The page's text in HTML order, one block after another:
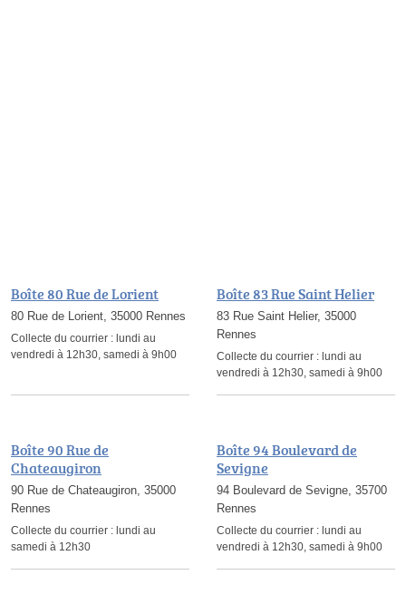
Boîte 80 Rue de Lorient
80 Rue de Lorient, 35000 Rennes
Collecte du courrier : lundi au
vendredi à 12h30, samedi à 9h00
Boîte 83 Rue Saint Helier
83 Rue Saint Helier, 35000
Rennes
Collecte du courrier : lundi au
vendredi à 12h30, samedi à 9h00
Boîte 90 Rue de
Chateaugiron
90 Rue de Chateaugiron, 35000
Rennes
Collecte du courrier : lundi au
samedi à 12h30
Boîte 94 Boulevard de
Sevigne
94 Boulevard de Sevigne, 35700
Rennes
Collecte du courrier : lundi au
vendredi à 12h30, samedi à 9h00